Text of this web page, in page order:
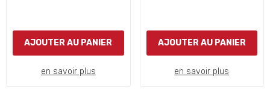
AJOUTER AU PANIER
en savoir plus
AJOUTER AU PANIER
en savoir plus